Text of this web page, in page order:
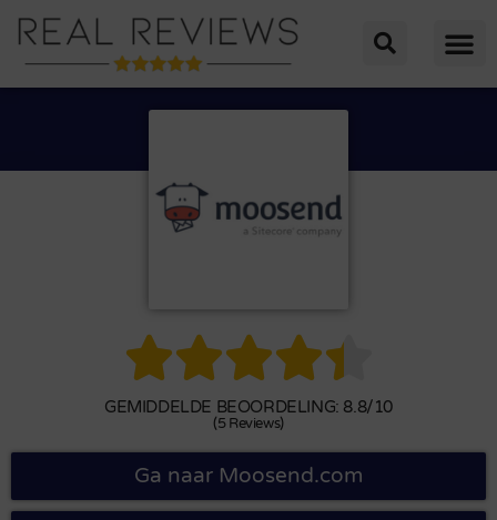

GEMIDDELDE BEOORDELING: 8.8/10
(5 Reviews)
Ga naar Moosend.com